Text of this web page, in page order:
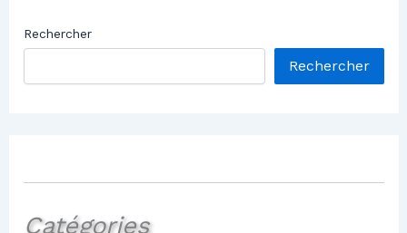
Rechercher
Rechercher
Catégories